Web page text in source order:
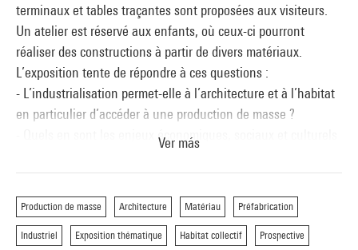
terminaux et tables traçantes sont proposées aux visiteurs.
Un atelier est réservé aux enfants, où ceux-ci pourront
réaliser des constructions à partir de divers matériaux.
L’exposition tente de répondre à ces questions :
- L’industrialisation permet-elle à l’architecture et à l’habitat
en particulier d’accéder à une production de masse ?
- Quels en sont les enjeux économiques, sociaux et culturels
Elle aborde également le problème de l’habitat, de
l’intervention de l’habitant, et enfin de la prospective.
Ver más
Production de masse Architecture Matériau Préfabrication
Industriel Exposition thématique Habitat collectif Prospective